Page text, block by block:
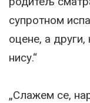
супротном
оцене, а други,
нису.“
„Слажем се,